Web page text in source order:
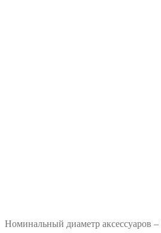
Номинальный диаметр аксессуаров